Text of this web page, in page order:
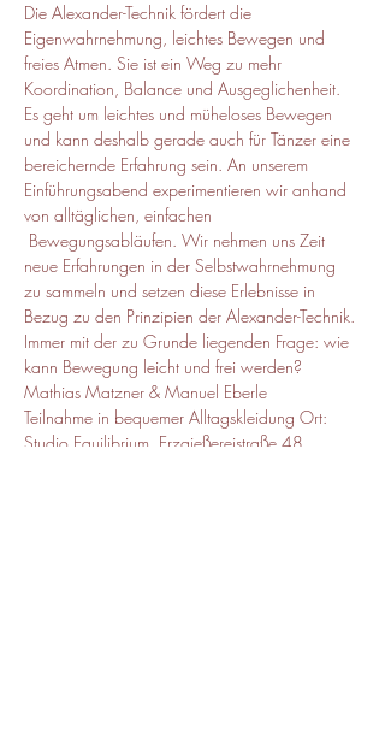
Die Alexander-Technik fördert die
Eigenwahrnehmung, leichtes Bewegen und
freies Atmen. Sie ist ein Weg zu mehr
Koordination, Balance und Ausgeglichenheit.
Es geht um leichtes und müheloses Bewegen
und kann deshalb gerade auch für Tänzer eine
bereichernde Erfahrung sein. An unserem
Einführungsabend experimentieren wir anhand
von alltäglichen, einfachen
Bewegungsabläufen. Wir nehmen uns Zeit
neue Erfahrungen in der Selbstwahrnehmung
zu sammeln und setzen diese Erlebnisse in
Bezug zu den Prinzipien der Alexander-Technik.
Immer mit der zu Grunde liegenden Frage: wie
kann Bewegung leicht und frei werden?
Mathias Matzner & Manuel Eberle
Teilnahme in bequemer Alltagskleidung Ort:
Studio Equilibrium, Erzgießereistraße 48,